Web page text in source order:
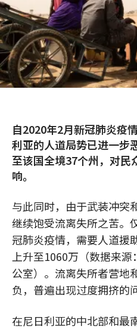
自2020年2月新冠肺炎疫
利亚的人道局势已进一步
至该国全境37个州，对民
响。
与此同时，由于武装冲突
继续饱受流离失所之苦。
冠肺炎疫情，需要人道援
上升至1060万（数据来
公室）。流离失所者营地
负，普遍出现过度拥挤的
在尼日利亚的中北部和最